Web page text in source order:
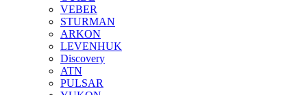
VEBER
STURMAN
ARKON
LEVENHUK
Discovery
ATN
PULSAR